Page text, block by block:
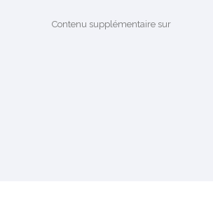
Contenu supplémentaire sur